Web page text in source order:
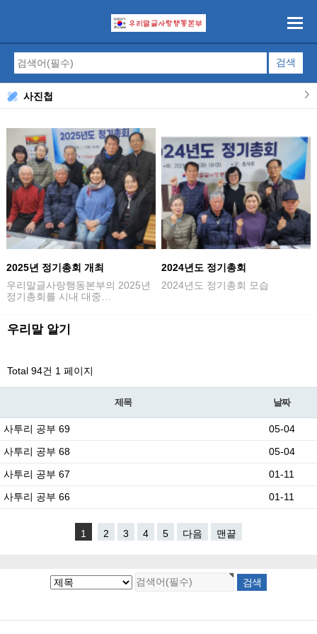
사진첩
2025년 정기총회 개최
우리말글사랑행동본부의 2025년
정기총회를 시내 대중…
2024년도 정기총회
2024년도 정기총회 모습
우리말 알기
Total 94건 1 페이지
제목 날짜
사투리 공부 69
05-04
사투리 공부 68
05-04
사투리 공부 67
01-11
사투리 공부 66
01-11
1 2 3 4 5 다음 맨끝